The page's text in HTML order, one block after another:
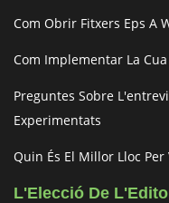
Com Obrir Fitxers Eps A
Com Implementar La Cua
Preguntes Sobre
Experimentats
Quin És El Millor Lloc
L'Elecció De